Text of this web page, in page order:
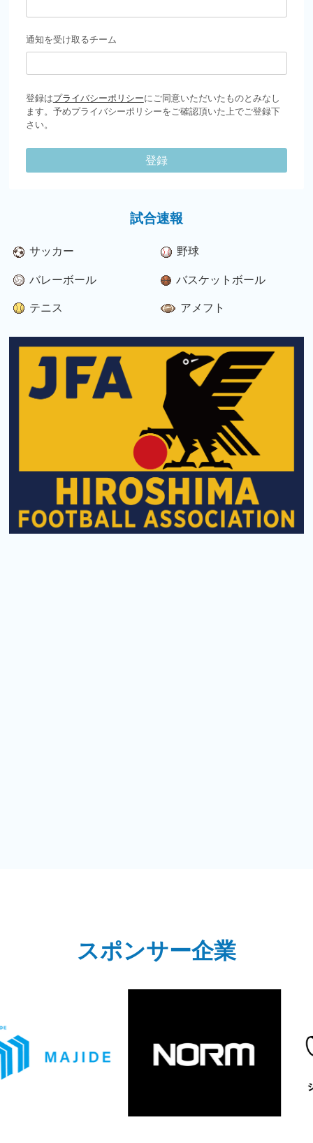
通知を受け取るチーム
登録はプライバシーポリシーにご同意いただいたものとみなし
ます。予めプライバシーポリシーをご確認頂いた上でご登録下
さい。
登録
試合速報
サッカー 野球
バレーボール バスケットボール
テニス アメフト
スポンサー企業